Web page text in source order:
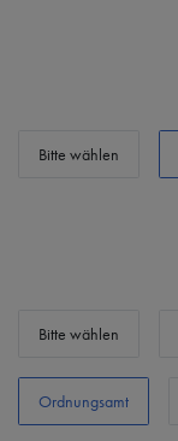
Bitte wählen
Bitte wählen
Ordnungsamt